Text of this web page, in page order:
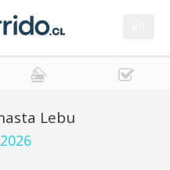
Lebu